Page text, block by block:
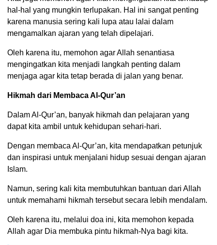
hal-hal yang mungkin terlupakan. Hal ini sangat penting
karena manusia sering kali lupa atau lalai dalam
mengamalkan ajaran yang telah dipelajari.
Oleh karena itu, memohon agar Allah senantiasa
mengingatkan kita menjadi langkah penting dalam
menjaga agar kita tetap berada di jalan yang benar.
Hikmah dari Membaca Al-Qur’an
Dalam Al-Qur’an, banyak hikmah dan pelajaran yang
dapat kita ambil untuk kehidupan sehari-hari.
Dengan membaca Al-Qur’an, kita mendapatkan petunjuk
dan inspirasi untuk menjalani hidup sesuai dengan ajaran
Islam.
Namun, sering kali kita membutuhkan bantuan dari Allah
untuk memahami hikmah tersebut secara lebih mendalam.
Oleh karena itu, melalui doa ini, kita memohon kepada
Allah agar Dia membuka pintu hikmah-Nya bagi kita.